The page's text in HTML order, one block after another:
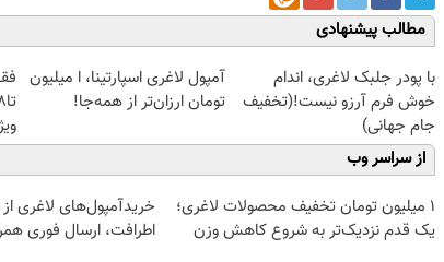
مطالب پیشنهادی
با پودر جلبک لاغری، اندام
خوش فرم آرزو نیست!(تخفیف
جام جهانی)
آمپول لاغری اسپارتینا، ا میلیون
تومان ارزان‌تر از همه‌جا!
از سراسر وب
۱ میلیون تومان تخفیف محصولات لاغری؛
یک قدم نزدیک‌تر به شروع کاهش وزن
خریدآمپول‌های لاغری
اطرافت، ارسال فوری